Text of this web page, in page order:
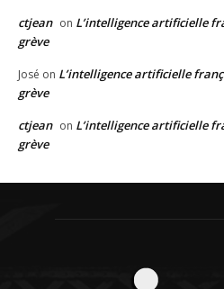
ctjean on L’intelligence artificielle
grève
José on L’intelligence artificielle
grève
ctjean on L’intelligence artificielle
grève